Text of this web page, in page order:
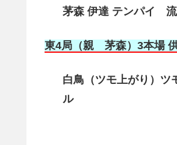
茅森 伊達 テンパイ
東4局（親 茅森）3本場
白鳥（ツモ上がり）
ル